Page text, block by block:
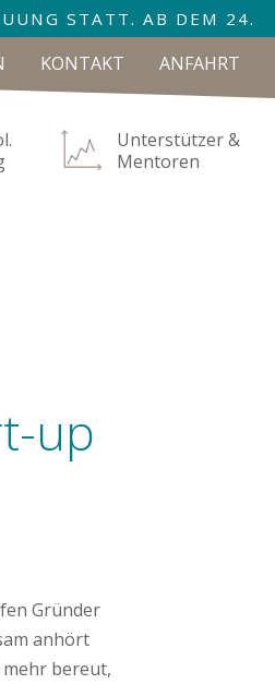
STATT. AB DEM 24.
ANFAHRT
KONTAKT
Unterstützer &
Mentoren
up
Gründer
anhört
bereut,